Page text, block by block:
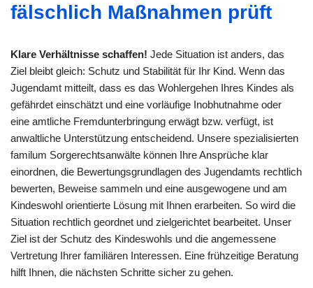
fälschlich Maßnahmen prüft
Klare Verhältnisse schaffen! Jede Situation ist anders, das
Ziel bleibt gleich: Schutz und Stabilität für Ihr Kind. Wenn das
Jugendamt mitteilt, dass es das Wohlergehen Ihres Kindes als
gefährdet einschätzt und eine vorläufige Inobhutnahme oder
eine amtliche Fremdunterbringung erwägt bzw. verfügt, ist
anwaltliche Unterstützung entscheidend. Unsere spezialisierten
familum Sorgerechtsanwälte können Ihre Ansprüche klar
einordnen, die Bewertungsgrundlagen des Jugendamts rechtlich
bewerten, Beweise sammeln und eine ausgewogene und am
Kindeswohl orientierte Lösung mit Ihnen erarbeiten. So wird die
Situation rechtlich geordnet und zielgerichtet bearbeitet. Unser
Ziel ist der Schutz des Kindeswohls und die angemessene
Vertretung Ihrer familiären Interessen. Eine frühzeitige Beratung
hilft Ihnen, die nächsten Schritte sicher zu gehen.